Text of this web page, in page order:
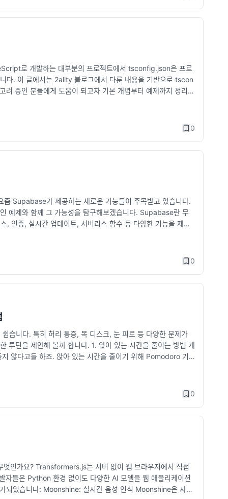
상태로 유지하지 않다가 급하게 이직할 때 업데이트하는 경우
는 최근 프로젝트 경험과 성과를 중심으로 작성하기 단순한 업
(예: Java, Spring Boot, AWS 등) 가독성이 좋은 형식 유지하
자 모두에게 중요합니다. 프론트엔드 개발자: 개인 블로그나 G
개선 사례같은 게 있으면 좋음. 풀스택 개발자: 실제 운영되는
기업들의 채용 과정에서 포트폴리오와 코드 리뷰가 중요한 평
술 면접과 코딩 테스트를 진행합니다. 코딩 테스트를 보는 곳
문제 및 DB 설계 연습하기 JavaScript, Python, Java 등 사용
하기 CS 기본 지식 복습 (운영체제, 네트워크, 디자인 패턴 등)
이 중요합니다. 기업 조사 방법 공식 웹사이트 및 기술 블로그
채용 공고 분석 요구하는 기술 및 업무 내용 확인 연봉 및 복
확인 사내 분위기, 야근 문화, 복지 제도 등의 정보를 얻기 네
업에서 현직자들과 교류 기업 재무 상태 및 성장 가능성 확인 상
회를 잡을 확률이 높아집니다. 네트워킹 방법 기존 동료 및 친구
보 교류 컨퍼런스, 밋업, 개발자 행사 참석 (AWS Summit, G
통한 채용이 활발하기 때문에, 지인을 통한 추천이 서류 합격률
와의 관계도 원만하게 유지하는 것이 중요합니다. 잘 정리된 인
리 남아 있는 연차 소진 및 퇴사 후 건강보험, 연금 등 정리 은
민중이고 궁금하다면 댓글로 편하게 남겨주세요! 😊
로 개발하는 대부분의 프로젝트에서 tsconfig.json은 프로
다. 이 글에서는 2ality 블로그에서 다룬 내용을 기반으로 tscon
중인 분들에게 도움이 되고자 기본 개념부터 예제까지 정리해
생성할지를 결정할 수 있어요. 기본 구조 다음은 간단한 tsconfi
"strict": true, "outDir": "./dist" }, "include": ["src/**/*"],
제외할 파일이나 디렉터리를 지정합니다. 주요 설정 옵션 co
로 트랜스파일링될 ECMAScript 버전을 설정합니다. 예:
"AMD" Tip: Node.js 환경에서는 CommonJS를, 최신 브
니다. 엄격 모드가 활성화되면 문법 검사를 강력하게 해줍니다.
"compilerOptions": { "baseUrl": "./", "paths": { "@compone
. import { Button } from "@components/Button"; include
*"는 src 폴더의 모든 파일을 포함합니다. exclude: 특정 파일
{ "target": "ES6", "module": "ESNext", "jsx": "react-jsx",
utils/*"] }, "outDir": "./build", "esModuleInterop": true
습니다. 알아두면 좋은 팁 tsc --init 명령어 사용 TypeScript
기본 옵션들이 자동으로 생성됩니다. VS Code와의 통합 VS
를 활용해 개발 생산성을 높일 수 있어요. 점진적
적으로 파일을 변환하는 것이 좋습니다. 결론 tsconfig.json
적화하고 싶다면, 이번 기회에 tsconfig.json을 꼼꼼히 살펴보
의 강력한 기능을 활용하는 데 핵심적인 역할을 하니
0
Supabase가 제공하는 새로운 기능들이 주목받고 있습니다.
예제와 함께 그 가능성을 탐구해보겠습니다. Supabase란 무
인증, 실시간 업데이트, 서버리스 함수 등 다양한 기능을 제공
서는 최근 강화된 Queue, Cron, Background Tasks에 대해서
로 실행할 수 있는 기능입니다. 복잡한 작업을 관리하거나, 대
(Edge Functions)를 실행합니다. Supabase Edge Functions
정기 작업을 설정하는 기능입니다. 예를 들어, 매일 자정마다
{ schedule } from 'supabase-functions'; schedule('0 0 * * *',
데 사용됩니다. 사용자가 대기하지 않아도 되는 작업(예: 이미
} from 'supabase-functions'; const task = createTask('ima
하지 않으면서 중요한 작업을 처리할 수 있는 강력한 도구
로 대량의 이미지 처리하기. 결론 Supabase는 점점 더 강
히, 백엔드 구축에 많은 시간을 할애하기 어려운 소규모 팀이나
0
습니다. 특히 허리 통증, 목 디스크, 눈 피로 등 다양한 문제가
루틴을 제안해 볼까 합니다. 1. 앉아 있는 시간을 줄이는 방법 개
않다고들 하죠. 앉아 있는 시간을 줄이기 위해 Pomodoro 기
지할 수 있는 좋은 방법입니다. 휴식 시간에는 가벼운 스트레칭
pomofocus.io/ 에서는 웹페이지로 포모도로를 띄울 수 있
운동은 개발자의 건강 유지에 핵심이라고 해도 과언이 아닙니
동을 해주는 것이 중요합니다. 스트레칭 장시간 앉아 있으면
목을 천천히 좌우로 돌리며 긴장을 풉니다. 어깨 스트레칭: 양
를 앞으로 숙입니다. 사무실에서 할 수 있는 운동 벽에 기대어
꿈치를 들었다 내렸다 반복합니다. 3. 눈 건강 관리 20-20-20
키는 데 간단하면서도 효과적인 방법이 바로 20-20-20 규칙입
로를 줄이는 데 큰 도움을 줍니다. 블루라이트 차단 안경 사용
0
가요? Transformers.js는 서버 없이 웹 브라우저에서 직접
들은 Python 환경 없이도 다양한 AI 모델을 웹 애플리케이션
되었습니다: Moonshine: 실시간 음성 인식 Moonshine은 자원